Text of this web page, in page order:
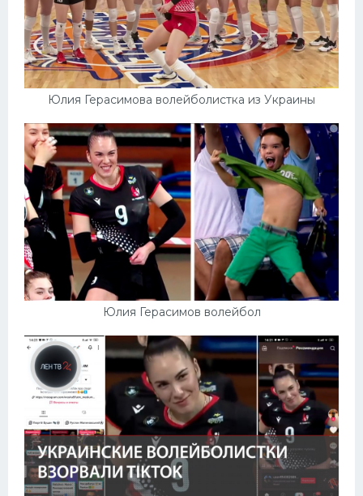
Юлия Герасимова волейболистка из Украины
Юлия Герасимов волейбол